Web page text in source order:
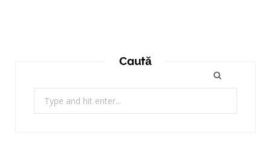
Caută
for: